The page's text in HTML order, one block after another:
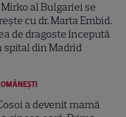
al Bulgariei se
cu dr. Marta Embid.
de dragoste începută
din Madrid
a devenit mamă